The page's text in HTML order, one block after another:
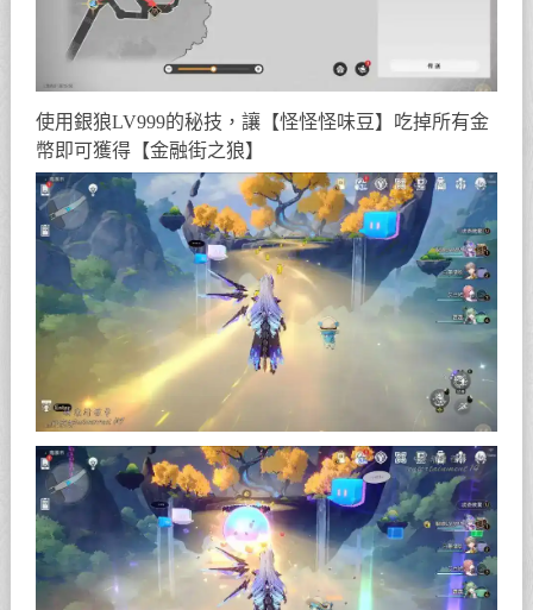
使用銀狼LV999的秘技，讓【怪怪怪味豆】吃掉所有金
幣即可獲得【金融街之狼】